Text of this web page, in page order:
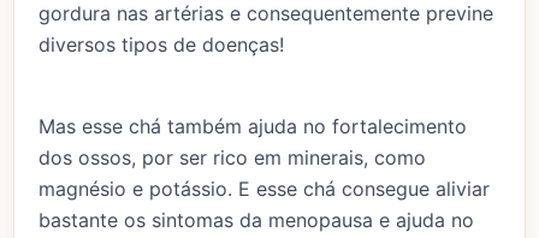
gordura nas artérias e consequentemente previne
diversos tipos de doenças!
Mas esse chá também ajuda no fortalecimento
dos ossos, por ser rico em minerais, como
magnésio e potássio. E esse chá consegue aliviar
bastante os sintomas da menopausa e ajuda no